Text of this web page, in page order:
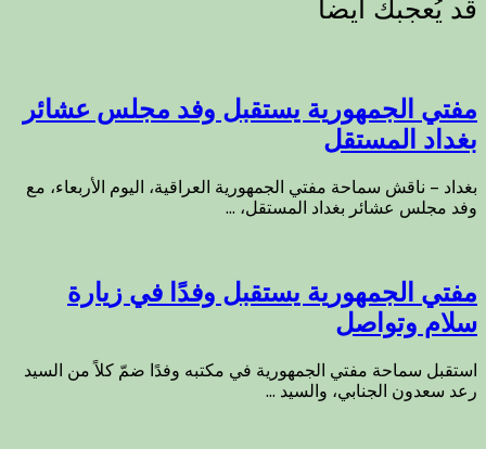
مفتي الجمهورية يستقبل وفد مجلس عشائر
بغداد المستقل
بغداد – ناقش سماحة مفتي الجمهورية العراقية، اليوم الأربعاء، مع
وفد مجلس عشائر بغداد المستقل، ...
مفتي الجمهورية يستقبل وفدًا في زيارة
سلام وتواصل
استقبل سماحة مفتي الجمهورية في مكتبه وفدًا ضمّ كلاً من السيد
رعد سعدون الجنابي، والسيد ...